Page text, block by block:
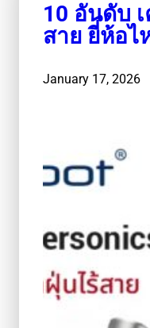
10 อันดับ
สาย ยี่ห้อไ
January 17, 2026